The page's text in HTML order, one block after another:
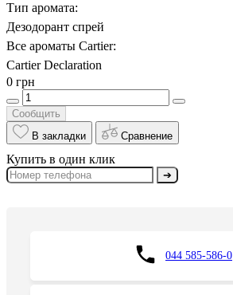
Тип аромата:
Дезодорант спрей
Все ароматы Cartier:
Cartier Declaration
0 грн
Сообщить
В закладки
Сравнение
Купить в один клик
➔
044 585-586-0